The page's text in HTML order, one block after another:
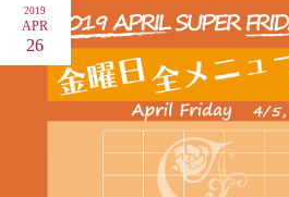
2019
APR
26